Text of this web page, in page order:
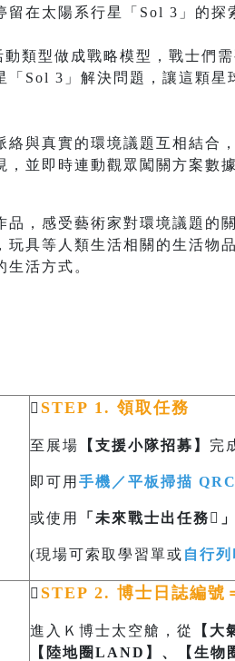
在太陽系行星「Sol 3」的探
類型做成戰略模型，戰士們
Sol 3」解決問題，讓這顆星
與真實的環境議題互相結合
並即時連動觀眾闖關方案數
，感受藝術家對環境議題的
具等人類生活相關的生活物
活方式。
 STEP 1. 領取任務
至展場 【支援小隊招募】 完
即可用 手機／平板掃描
或使用 「未來戰士出任務
(現場可索取學習單或 自行列
 STEP 2. 博士日誌編號
進入Ｋ博士太空艙，從
【
【陸地圈LAND】、
【生物